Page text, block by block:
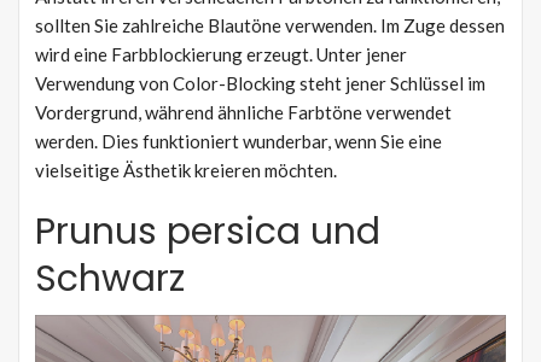
sollten Sie zahlreiche Blautöne verwenden. Im Zuge dessen
wird eine Farbblockierung erzeugt. Unter jener
Verwendung von Color-Blocking steht jener Schlüssel im
Vordergrund, während ähnliche Farbtöne verwendet
werden. Dies funktioniert wunderbar, wenn Sie eine
vielseitige Ästhetik kreieren möchten.
Prunus persica und
Schwarz